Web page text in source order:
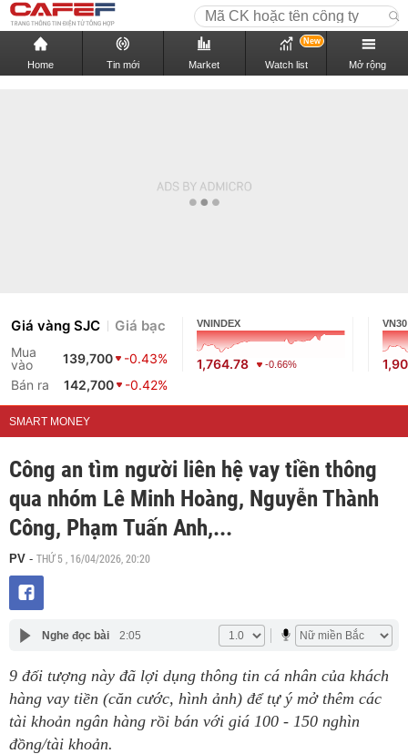
Home Tin mới Market Watch list
New
Mở rộng
Giá vàng SJC Giá bạc
Mua
vào
139,700
-0.43%
Bán ra
142,700 -0.42%
VNINDEX
1,764.78 -0.66%
VN30
SMART MONEY
Công an tìm người liên hệ vay tiền thông
qua nhóm Lê Minh Hoàng, Nguyễn Thành
Công, Phạm Tuấn Anh,...
PV - THỨ 5 , 16/04/2026, 20:20
Nghe đọc bài 2:05
9 đối tượng này đã lợi dụng thông tin cá nhân của khách
hàng vay tiền (căn cước, hình ảnh) để tự ý mở thêm các
tài khoản ngân hàng rồi bán với giá 100 - 150 nghìn
đồng/tài khoản.